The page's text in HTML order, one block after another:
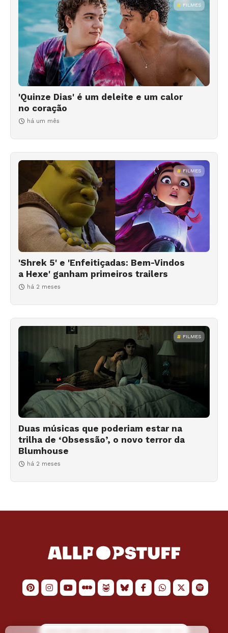
FILMES
'Quinze Dias' é um deleite e um calor
no coração
há um mês
FILMES
'Shrek 5' e 'Enfeitiçadas: Bem-Vindos
a Hexe' ganham primeiros trailers
há 2 meses
FILMES
Duas músicas que poderiam estar na
trilha de ‘Obsessão’, o novo terror da
Blumhouse
há 2 meses